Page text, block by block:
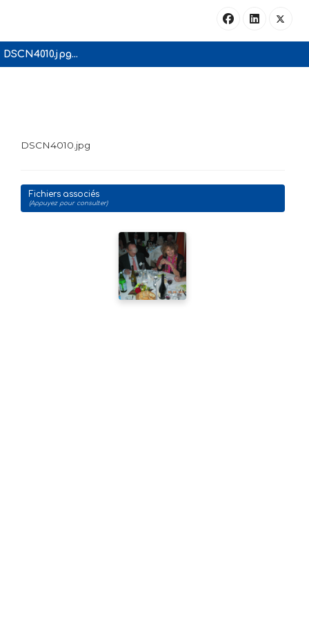
DSCN4010.jpg...
DSCN4010.jpg
Fichiers associés
(Appuyez pour consulter)